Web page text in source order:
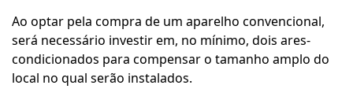
Ao optar pela compra de um aparelho convencional,
será necessário investir em, no mínimo, dois ares-
condicionados para compensar o tamanho amplo do
local no qual serão instalados.